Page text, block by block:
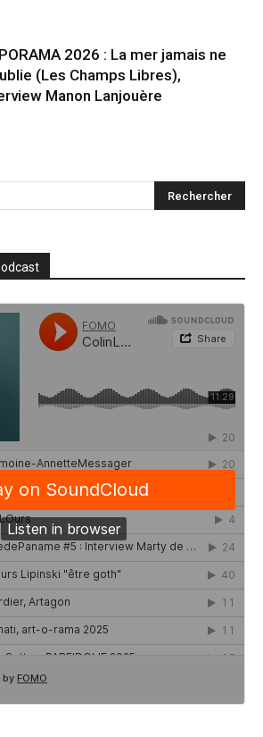
2026 : La mer jamais ne
(Les Champs Libres),
Manon Lanjouère